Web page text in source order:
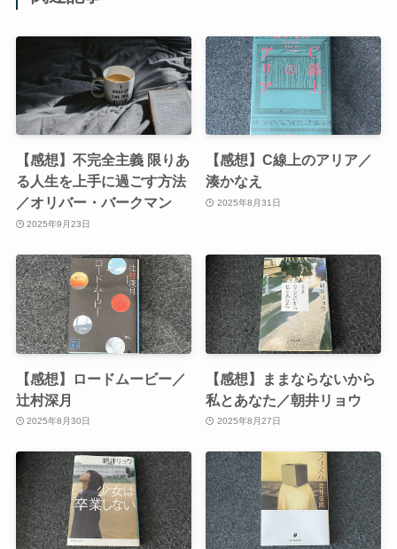
【感想】不完全主義 限りあ
る人生を上手に過ごす方法
／オリバー・バークマン
2025年9月23日
【感想】C線上のアリア／
湊かなえ
2025年8月31日
【感想】ロードムービー／
辻村深月
2025年8月30日
【感想】ままならないから
私とあなた／朝井リョウ
2025年8月27日